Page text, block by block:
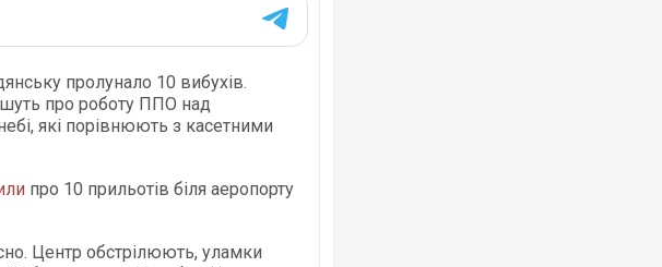
пролунало 10 вибухів.
про роботу ППО над
які порівнюють з касетними
про 10 прильотів біля аеропорту
Центр обстрілюють, уламки